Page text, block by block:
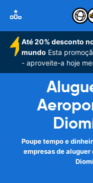
Até 20% desconto
mundo Esta
- aproveite-a hoje
Poupe tempo e
empresas de